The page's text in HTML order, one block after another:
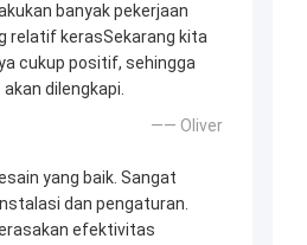
banyak pekerjaan
relatif kerasSekarang kita
cukup positif, sehingga
dilengkapi.
—— Oliver
yang baik. Sangat
dan pengaturan.
efektivitas